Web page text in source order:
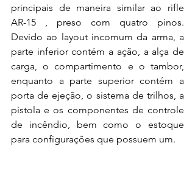
principais de maneira similar ao rifle
AR-15 , preso com quatro pinos.
Devido ao layout incomum da arma, a
parte inferior contém a ação, a alça de
carga, o compartimento e o tambor,
enquanto a parte superior contém a
porta de ejeção, o sistema de trilhos, a
pistola e os componentes de controle
de incêndio, bem como o estoque
para configurações que possuem um.